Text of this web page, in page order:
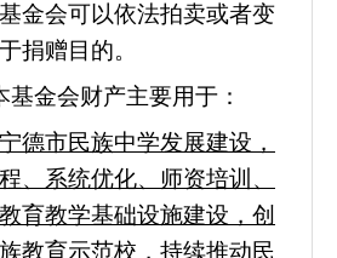
金会可以依法拍卖或者变
捐赠目的。
基金会财产主要用于：
德市民族中学发展建设，
、系统优化、师资培训、
育教学基础设施建设，创
教育示范校，持续推动民